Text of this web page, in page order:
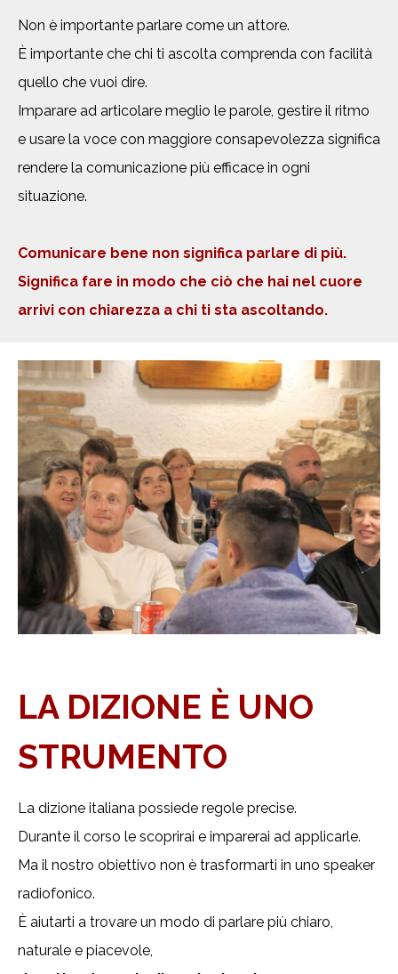
Non è importante parlare come un attore.
È importante che chi ti ascolta comprenda con facilità
quello che vuoi dire.
Imparare ad articolare meglio le parole, gestire il ritmo
e usare la voce con maggiore consapevolezza significa
rendere la comunicazione più efficace in ogni
situazione.
Comunicare bene non significa parlare di più.
Significa fare in modo che ciò che hai nel cuore
arrivi con chiarezza a chi ti sta ascoltando.
LA DIZIONE È UNO
STRUMENTO
La dizione italiana possiede regole precise.
Durante il corso le scoprirai e imparerai ad applicarle.
Ma il nostro obiettivo non è trasformarti in uno speaker
radiofonico.
È aiutarti a trovare un modo di parlare più chiaro,
naturale e piacevole,